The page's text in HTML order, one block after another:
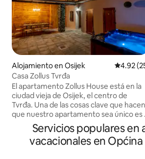
Alojamiento en Osijek
4.92
Casa Zollus Tvrđa
El apartamento Zollus House está en la
ciudad vieja de Osijek, el centro de
Tvrđa. Una de las cosas clave que hacen
que nuestro apartamento sea único es
privacidad, la comodidad y el tamaño de
toda la propiedad. Los huéspedes
pueden disfrutar de una zona de estar
Servicios populares en
vacacionales en